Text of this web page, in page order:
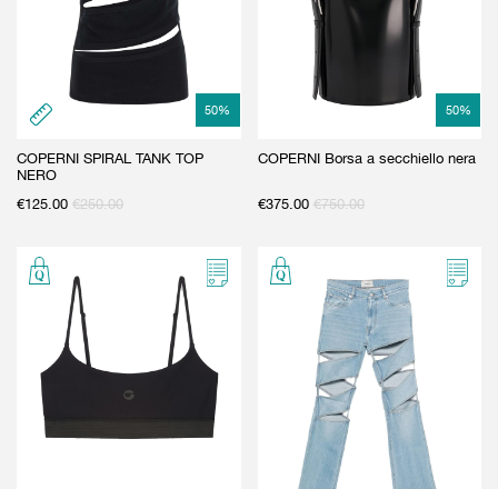
50%
COPERNI SPIRAL TANK TOP
NERO
€125.00 €250.00
50%
COPERNI Borsa a secchiello nera
€375.00 €750.00